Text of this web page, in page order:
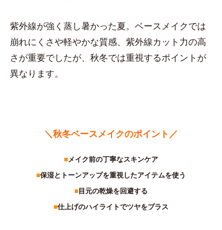
紫外線が強く蒸し暑かった夏。ベースメイクでは
崩れにくさや軽やかな質感、紫外線カット力の高
さが重要でしたが、秋冬では重視するポイントが
異なります。
＼秋冬ベースメイクのポイント／
■メイク前の丁寧なスキンケア
■保湿とトーンアップを重視したアイテムを使う
■目元の乾燥を回避する
■仕上げのハイライトでツヤをプラス